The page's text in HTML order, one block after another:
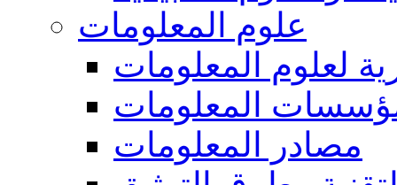
علوم المعلومات
لعلوم المعلومات
المعلومات
مصادر المعلومات